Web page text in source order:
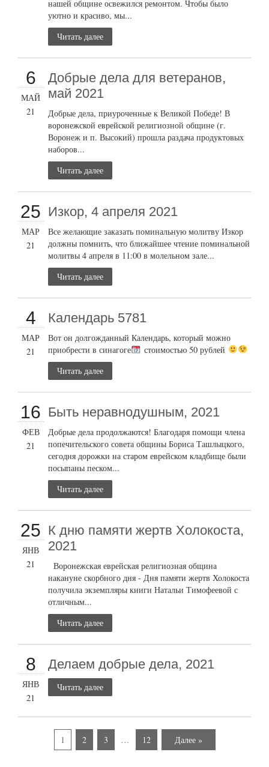
нашей общине освежился ремонтом. Чтобы было
уютно и красиво, мы...
Читать далее
6
МАЙ
21
Добрые дела для ветеранов,
май 2021
Добрые дела, приуроченные к Великой Победе! В
воронежской еврейской религиозной общине (г.
Воронеж и п. Высокий) прошла раздача продуктовых
наборов...
Читать далее
25
МАР
21
Изкор, 4 апреля 2021
Все желающие заказать поминальную молитву Изкор
должны помнить, что ближайшее чтение поминальной
молитвы 4 апреля в 11:00 в молельном зале...
Читать далее
4
МАР
21
Календарь 5781
Вот он долгожданный Календарь, который можно
приобрести в синагоге
стоимостью 50 рублей
Читать далее
16
ФЕВ
21
Быть неравнодушным, 2021
Добрые дела продолжаются! Благодаря помощи члена
попечительского совета общины Бориса Ташлыцкого,
сегодня дорожки на старом еврейском кладбище были
посыпаны песком...
Читать далее
25
ЯНВ
21
К дню памяти жертв Холокоста,
2021
Воронежская еврейская религиозная община
накануне скорбного дня - Дня памяти жертв Холокоста
получила экземпляры книги Натальи Тимофеевой с
отличным...
Читать далее
8
ЯНВ
21
Делаем добрые дела, 2021
Читать далее
1 2 3 … 12 Далее »